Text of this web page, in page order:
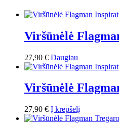
Viršūnėlė
27,90 € Daugiau
Viršūnėlė
27,90 € Į krepšelį